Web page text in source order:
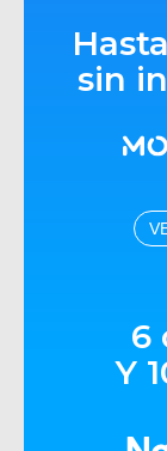
sin
6
Y